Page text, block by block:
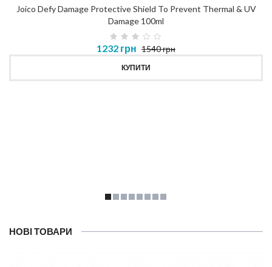
Joico Defy Damage Protective Shield To Prevent Thermal & UV
Damage 100ml
1232 грн 1540 грн
КУПИТИ
НОВІ ТОВАРИ